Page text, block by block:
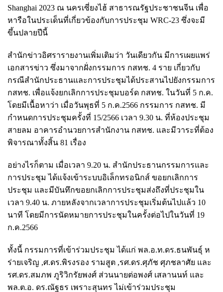
Shanghai 2023 ณ นครเซี่ยงไฮ้ สาธารณรัฐประชาชนจีน เพื่อ
หารือในประเด็นที่เกี่ยวข้องกับการประชุม WRC-23 ซึ่งจะมี
ขึ้นปลายปีนี้
สำนักข่าวอิศรารายงานเพิ่มเติมว่า วันเดียวกัน มีการเผยแพร่
เอกสารข่าว ซึ่งมาจากฝั่งกรรมการ กสทช. 4 ราย เกี่ยวกับ
กรณีสำนักประธานและการประชุมได้ประสานไปยังกรรมการ
กสทช. เพื่อแจ้งยกเลิกการประชุมบอร์ด กสทช. ในวันที่ 5 ก.ค.
โดยมีเนื้อหาว่า เมื่อวันพุธที่ 5 ก.ค.2566 กรรมการ กสทช. มี
กำหนดการประชุมครั้งที่ 15/2566 เวลา 9.30 น. ที่ห้องประชุม
สายลม อาคารอำนวยการสำนักงาน กสทช. และมีวาระที่ต้อง
พิจารณาทั้งสิ้น 81 เรื่อง
อย่างไรก็ตาม เมื่อเวลา 9.20 น. สำนักประธานกรรมการและ
การประชุม ได้แจ้งเข้าระบบอิเล็กทรอนิกส์ ขอยกเลิกการ
ประชุม และมีบันทึกขอยกเลิกการประชุมส่งถึงที่ประชุมใน
เวลา 9.40 น. ภายหลังจากเวลาการประชุมเริ่มต้นไปแล้ว 10
นาที โดยมีการนัดหมายการประชุมในครั้งต่อไปในวันที่ 19
ก.ค.2566
ทั้งนี้ กรรมการที่เข้าร่วมประชุม ได้แก่ พล.อ.ท.ดร.ธนพันธุ์ ห
ร่ายเจริญ ,ศ.ดร.พิรงรอง รามสูต ,รศ.ดร.ศุภัช ศุภชลาศัย และ
รศ.ดร.สมภพ ภูริวิกรัยพงศ์ ส่วนนายต่อพงศ์ เสลานนท์ และ
พล.ต.อ. ดร.ณัฐธร เพราะสุนทร ไม่เข้าร่วมประชุม